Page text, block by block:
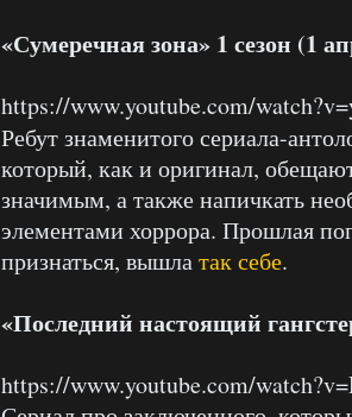
«Сумеречная зона» 1 сезон (1
https://www.youtube.com/
Ребут знаменитого сериала-
который, как и оригинал,
значимым, а также напичкать
элементами хоррора. Прошлая
признаться, вышлатак себе.
«Последний настоящий
https://www.youtube.com/